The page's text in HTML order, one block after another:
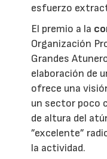
esfuerzo
El premio a la
Organización
Grandes
elaboración de
ofrece una
un sector poco
de altura del
”excelente”
la actividad.